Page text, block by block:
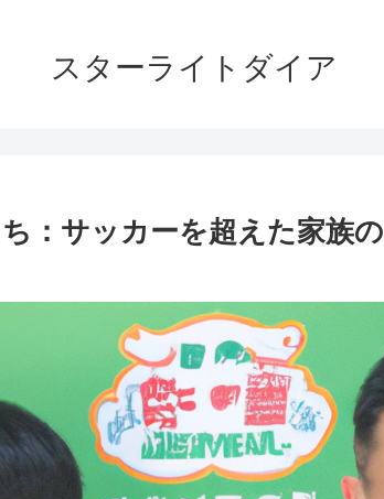
スターライトダイア
：サッカーを超えた家族の